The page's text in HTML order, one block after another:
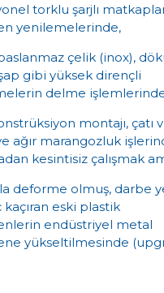
torklu şarjlı
yenilemelerinde,
çelik (inox),
gibi yüksek dirençli
delme
montajı, çatı
ağır marangozluk
kesintisiz çalışmak
deforme olmuş, darbe
kaçıran eski plastik
endüstriyel metal
yükseltilmesinde